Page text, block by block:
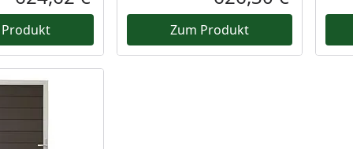
Aktueller Preis Aktueller
Zum Produkt